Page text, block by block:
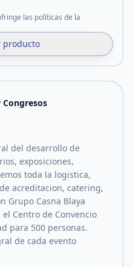
las políticas de la
producto
Congresos
del desarrollo de
exposiciones,
toda la logistica,
acreditacion, catering,
Grupo Casna Blaya
Centro de Convencio
para 500 personas.
de cada evento